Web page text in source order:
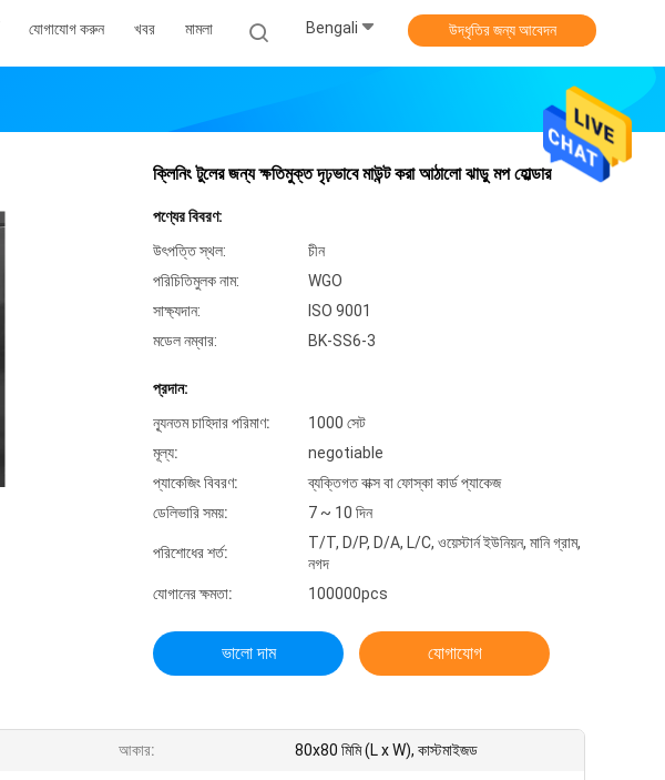
যোগাযোগ করুন খবর মামলা Bengali উদ্ধৃতির জন্য আবেদন
ক্লিনিং টুলের জন্য ক্ষতিমুক্ত দৃঢ়ভাবে মাউন্ট করা আঠালো ঝাড়ু মপ হোল্ডার
পণ্যের বিবরণ:
উৎপত্তি স্থল:
চীন
পরিচিতিমুলক নাম:
WGO
সাক্ষ্যদান:
ISO 9001
মডেল নম্বার:
BK-SS6-3
প্রদান:
ন্যূনতম চাহিদার পরিমাণ:
1000 সেট
মূল্য:
negotiable
প্যাকেজিং বিবরণ:
ব্যক্তিগত বাক্স বা ফোস্কা কার্ড প্যাকেজ
ডেলিভারি সময়:
7 ~ 10 দিন
পরিশোধের শর্ত:
T/T, D/P, D/A, L/C, ওয়েস্টার্ন ইউনিয়ন, মানি গ্রাম,
নগদ
যোগানের ক্ষমতা:
100000pcs
ভালো দাম যোগাযোগ
আকার: 80x80 মিমি (L x W), কাস্টমাইজড